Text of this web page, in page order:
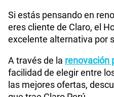
Si estás pensando en
eres cliente de Claro, el
excelente alternativa por
A través de la renovación
facilidad de elegir entre
las mejores ofertas,